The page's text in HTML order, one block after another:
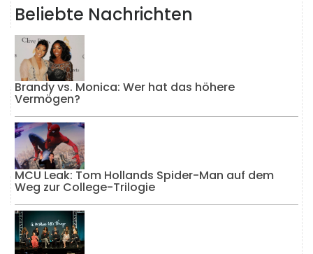
Beliebte Nachrichten
Brandy vs. Monica: Wer hat das höhere
Vermögen?
MCU Leak: Tom Hollands Spider-Man auf dem
Weg zur College-Trilogie